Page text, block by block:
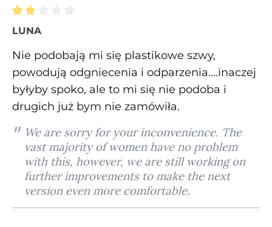
Recenzja z oceną 2 spośród 5 gwiazdek
LUNA
Nie podobają mi się plastikowe szwy,
powodują odgniecenia i odparzenia....inaczej
byłyby spoko, ale to mi się nie podoba i
drugich już bym nie zamówiła.
We are sorry for your inconvenience. The
vast majority of women have no problem
with this, however, we are still working on
further improvements to make the next
version even more comfortable.